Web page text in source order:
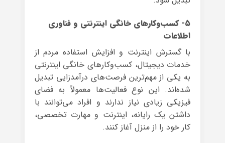
۵- کسب‌وکارهای خانگی اینترنتی و فناوری
اطلاعات
با گسترش اینترنت و افزایش استفاده مردم از
خدمات دیجیتال، کسب‌وکارهای خانگی اینترنتی
به یکی از مهم‌ترین فرصت‌های درآمدزایی تبدیل
شده‌اند. این نوع فعالیت‌ها معمولاً به فضای
فیزیکی زیادی نیاز ندارند و افراد می‌توانند با
داشتن یک رایانه، اینترنت و مهارت تخصصی،
کار خود را از منزل آغاز کنند.